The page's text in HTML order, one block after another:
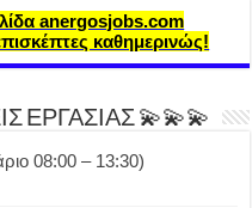
anergosjobs.com
καθημερινώς!
ΕΡΓΑΣΙΑΣ 💫💫💫
08:00 – 13:30)